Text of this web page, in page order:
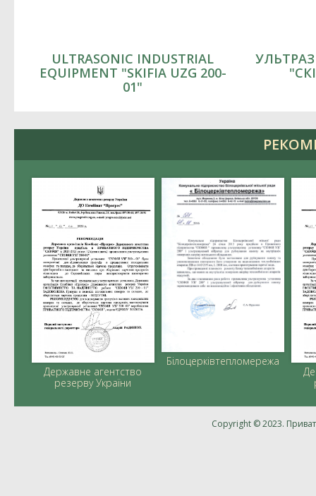
ULTRASONIC INDUSTRIAL
EQUIPMENT "SKIFIA UZG 200-
01"
Державне агентство
резерву України
Білоцерківтепломережа
Copyright © 2023.